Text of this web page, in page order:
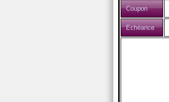
Coupon
Echéance